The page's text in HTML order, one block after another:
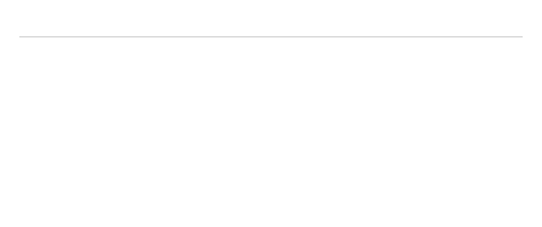
долго и многу памтеше Моето патување од Чикаго го